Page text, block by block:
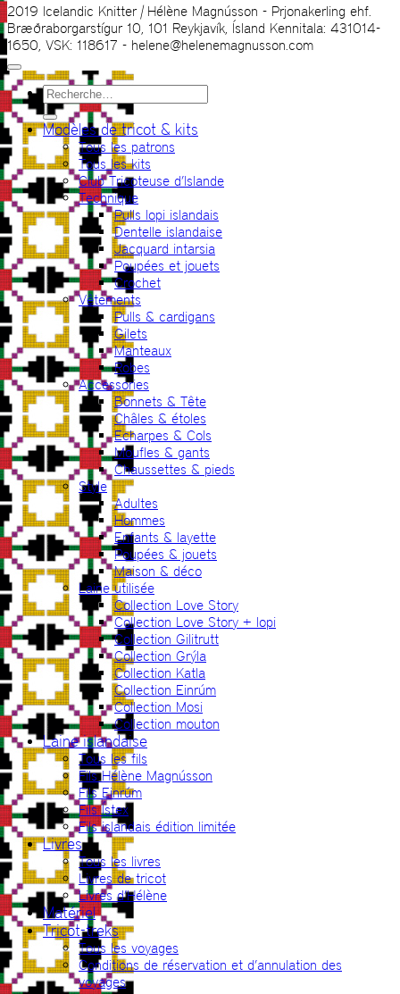
2019 Icelandic Knitter | Hélène Magnússon - Prjonakerling ehf.
Bræðraborgarstígur 10, 101 Reykjavík, Ísland Kennitala: 431014-
1650, VSK: 118617 - helene@helenemagnusson.com
Recherche
pour :
Modèles de tricot & kits
Tous les patrons
Tous les kits
Club Tricoteuse d’Islande
Technique
Pulls lopi islandais
Dentelle islandaise
Jacquard intarsia
Poupées et jouets
Crochet
Vêtements
Pulls & cardigans
Gilets
Manteaux
Robes
Accessories
Bonnets & Tête
Châles & étoles
Echarpes & Cols
Moufles & gants
Chaussettes & pieds
Style
Adultes
Hommes
Enfants & layette
Poupées & jouets
Maison & déco
Laine utilisée
Collection Love Story
Collection Love Story + lopi
Collection Gilitrutt
Collection Grýla
Collection Katla
Collection Einrúm
Collection Mosi
Collection mouton
Laine islandaise
Tous les fils
Fils Hélène Magnússon
Fils Einrúm
Fils Ístex
Fils islandais édition limitée
Livres
Tous les livres
Livres de tricot
Livres d’Hélène
Matériel
Tricot-treks
Tous les voyages
Conditions de réservation et d’annulation des
voyages